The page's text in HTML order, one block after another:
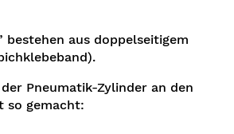
bestehen aus doppelseitigem
Pneumatik-Zylinder an den
so gemacht: